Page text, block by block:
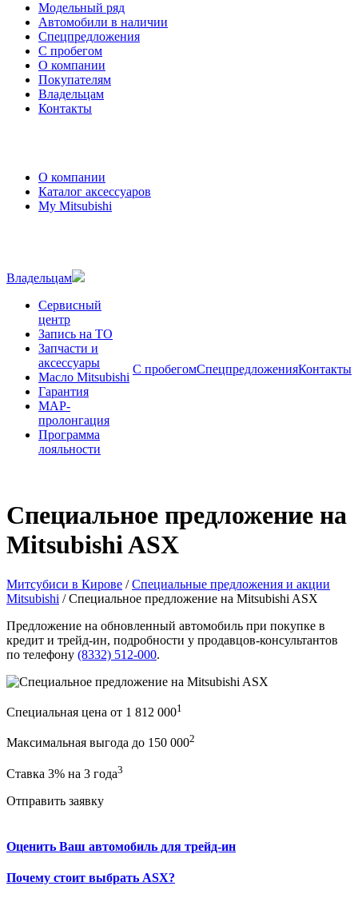
Модельный ряд
Автомобили в наличии
Спецпредложения
С пробегом
О компании
Покупателям
Владельцам
Контакты
О компании
Каталог аксессуаров
My Mitsubishi
Владельцам
Сервисный
центр
Запись на ТО
Запчасти и
аксессуары
Масло Mitsubishi
Гарантия
MAP-
пролонгация
Программа
лояльности
С пробегомСпецпредложенияКонтакты
Специальное предложение на
Mitsubishi ASX
Митсубиси в Кирове / Специальные предложения и акции
Mitsubishi /Специальное предложение на Mitsubishi ASX
Предложение на обновленный автомобиль при покупке в
кредит и трейд-ин, подробности у продавцов-консультантов
по телефону (8332) 512-000.
Специальная цена от 1 812 0001
Максимальная выгода до 150 0002
Ставка 3% на 3 года3
Отправить заявку
Оценить Ваш автомобиль для трейд-ин
Почему стоит выбрать ASX?